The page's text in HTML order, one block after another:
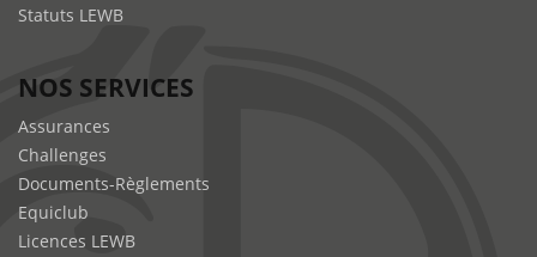
Statuts LEWB
NOS SERVICES
Assurances
Challenges
Documents-Règlements
Equiclub
Licences LEWB